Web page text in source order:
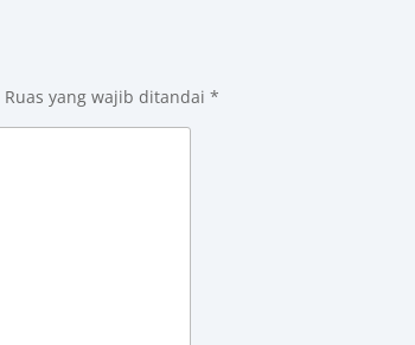
Ruas yang wajib ditandai*